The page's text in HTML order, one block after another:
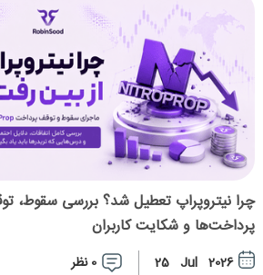
چرا نیتروپراپ تعطیل شد؟ بررسی سقوط،
پرداخت‌ها و شکایت کاربران
25 Jul 2026 0 نظر